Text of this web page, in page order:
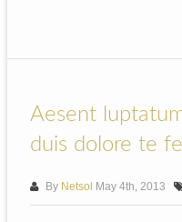
Aesent
duis dolore te
By Netsol May 4th, 2013